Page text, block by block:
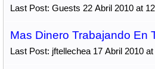
Last Post: Guests 22 Abril 2010 at
Mas Dinero Trabajando En
Last Post: jftellechea 17 Abril 2010